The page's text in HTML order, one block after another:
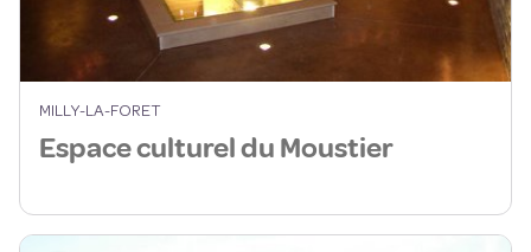
MILLY-LA-FORET
Espace culturel du Moustier